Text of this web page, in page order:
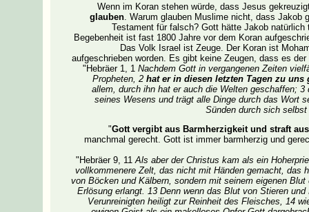
Wenn im Koran stehen würde, dass Jesus
glauben. Warum glauben Muslime nicht, dass Jakob
Testament für falsch? Gott hätte Jakob
Begebenheit ist fast 1800 Jahre vor dem Koran
Das Volk Israel ist Zeuge. Der Koran ist
aufgeschrieben worden. Es gibt keine Zeugen, dass es
"Hebräer 1, 1 Nachdem Gott in vergangenen Zeiten
Propheten, 2 hat er in diesen letzten Tagen zu uns
allem, durch ihn hat er auch die Welten geschaffen;
seines Wesens und trägt alle Dinge durch das Wort
Sünden durch sich
"Gott vergibt aus Barmherzigkeit und straft
manchmal gerecht. Gott ist immer barmherzig und
"Hebräer 9, 11Als aber der Christus kam als ein
vollkommenere Zelt, das nicht mit Händen gemacht,
von Böcken und Kälbern, sondern mit seinem eigenen
Erlösung erlangt. 13 Denn wenn das Blut von Stieren
Verunreinigten heiligt zur Reinheit des Fleisches, 14